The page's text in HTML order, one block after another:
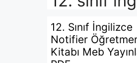
12. Sınıf İngilizce
Notifier
Kitabı Meb